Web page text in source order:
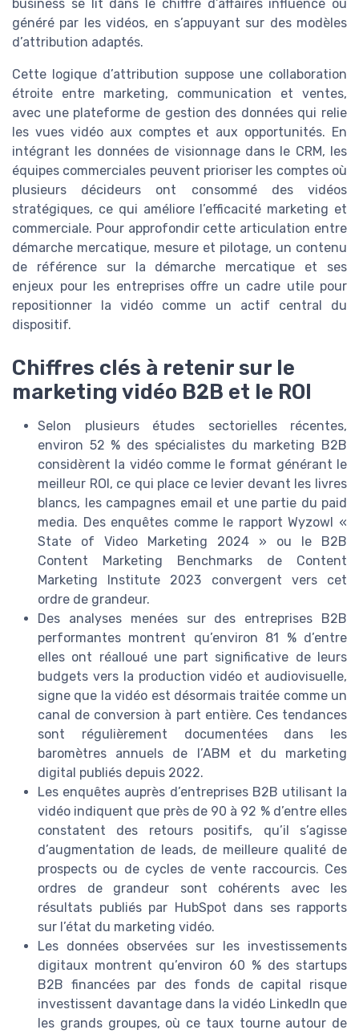
business se lit dans le chiffre d’affaires influencé ou
généré par les vidéos, en s’appuyant sur des modèles
d’attribution adaptés.
Cette logique d’attribution suppose une collaboration
étroite entre marketing, communication et ventes,
avec une plateforme de gestion des données qui relie
les vues vidéo aux comptes et aux opportunités. En
intégrant les données de visionnage dans le CRM, les
équipes commerciales peuvent prioriser les comptes où
plusieurs décideurs ont consommé des vidéos
stratégiques, ce qui améliore l’efficacité marketing et
commerciale. Pour approfondir cette articulation entre
démarche mercatique, mesure et pilotage, un contenu
de référence sur la démarche mercatique et ses
enjeux pour les entreprises offre un cadre utile pour
repositionner la vidéo comme un actif central du
dispositif.
Chiffres clés à retenir sur le
marketing vidéo B2B et le ROI
Selon plusieurs études sectorielles récentes,
environ 52 % des spécialistes du marketing B2B
considèrent la vidéo comme le format générant le
meilleur ROI, ce qui place ce levier devant les livres
blancs, les campagnes email et une partie du paid
media. Des enquêtes comme le rapport Wyzowl «
State of Video Marketing 2024 » ou le B2B
Content Marketing Benchmarks de Content
Marketing Institute 2023 convergent vers cet
ordre de grandeur.
Des analyses menées sur des entreprises B2B
performantes montrent qu’environ 81 % d’entre
elles ont réalloué une part significative de leurs
budgets vers la production vidéo et audiovisuelle,
signe que la vidéo est désormais traitée comme un
canal de conversion à part entière. Ces tendances
sont régulièrement documentées dans les
baromètres annuels de l’ABM et du marketing
digital publiés depuis 2022.
Les enquêtes auprès d’entreprises B2B utilisant la
vidéo indiquent que près de 90 à 92 % d’entre elles
constatent des retours positifs, qu’il s’agisse
d’augmentation de leads, de meilleure qualité de
prospects ou de cycles de vente raccourcis. Ces
ordres de grandeur sont cohérents avec les
résultats publiés par HubSpot dans ses rapports
sur l’état du marketing vidéo.
Les données observées sur les investissements
digitaux montrent qu’environ 60 % des startups
B2B financées par des fonds de capital risque
investissent davantage dans la vidéo LinkedIn que
les grands groupes, où ce taux tourne autour de